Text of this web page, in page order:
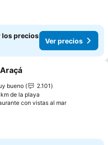
los precios
Ver precios
a favoritos
bueno
2.101
de la playa
con vistas al mar